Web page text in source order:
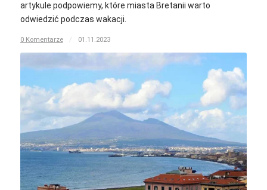
artykule podpowiemy, które miasta Bretanii warto
odwiedzić podczas wakacji.
0 Komentarze / 01.11.2023